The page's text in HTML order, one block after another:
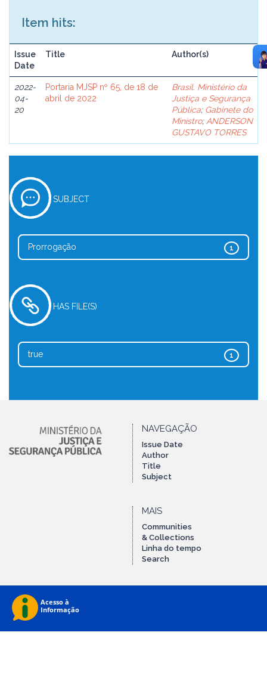
Item hits:
Issue
Date
Title Author(s)
2022-
04-
20
Portaria MJSP nº 65, de 18 de
abril de 2022
Brasil. Ministério da
Justiça e Segurança
Pública; Gabinete do
Ministro; ANDERSON
GUSTAVO TORRES
SUBJECT
1
Prorrogação
HAS FILE(S)
1
true
NAVEGAÇÃO
Issue Date
Author
Title
Subject
MAIS
Communities
& Collections
Linha do tempo
Search